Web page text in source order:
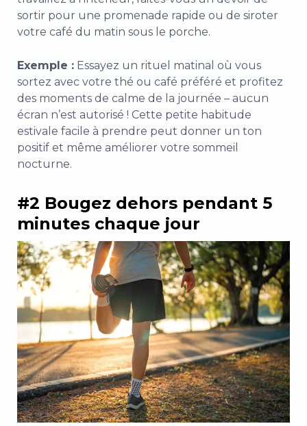
sortir pour une promenade rapide ou de siroter
votre café du matin sous le porche.
Exemple : Essayez un rituel matinal où vous
sortez avec votre thé ou café préféré et profitez
des moments de calme de la journée – aucun
écran n’est autorisé ! Cette petite habitude
estivale facile à prendre peut donner un ton
positif et même améliorer votre sommeil
nocturne.
#2 Bougez dehors pendant 5
minutes chaque jour